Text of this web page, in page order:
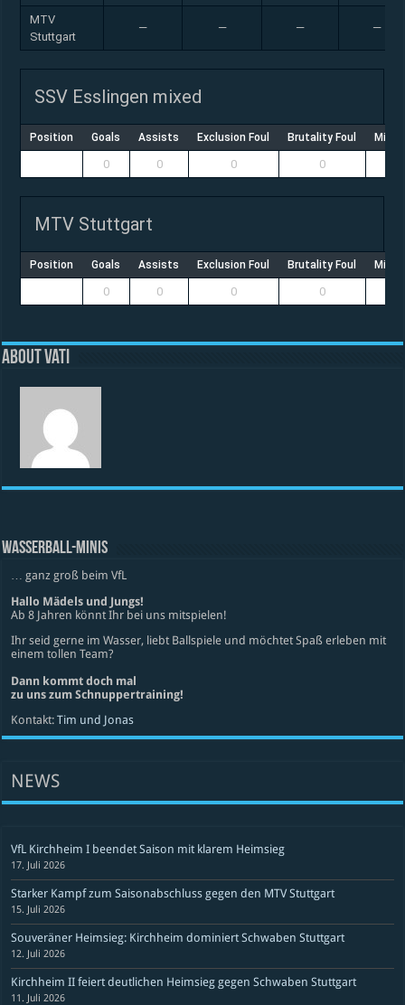
MTV
Stuttgart
— — — —
SSV Esslingen mixed
Position Goals Assists Exclusion Foul Brutality Foul
0 0 0 0
MTV Stuttgart
Position Goals Assists Exclusion Foul Brutality Foul
0 0 0 0
About vati
WASSERBALL-MINIS
… ganz groß beim VfL
Hallo Mädels und Jungs!
Ab 8 Jahren könnt Ihr bei uns mitspielen!
Ihr seid gerne im Wasser, liebt Ballspiele und möchtet Spaß erleben mit
einem tollen Team?
Dann kommt doch mal
zu uns zum Schnuppertraining!
Kontakt:Tim und Jonas
NEWS
VfL Kirchheim I beendet Saison mit klarem Heimsieg
17. Juli 2026
Starker Kampf zum Saisonabschluss gegen den MTV Stuttgart
15. Juli 2026
Souveräner Heimsieg: Kirchheim dominiert Schwaben Stuttgart
12. Juli 2026
Kirchheim II feiert deutlichen Heimsieg gegen Schwaben Stuttgart
11. Juli 2026